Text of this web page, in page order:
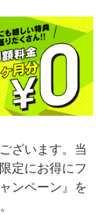
ざいます。当
定にお得にフ
ンペーン』を